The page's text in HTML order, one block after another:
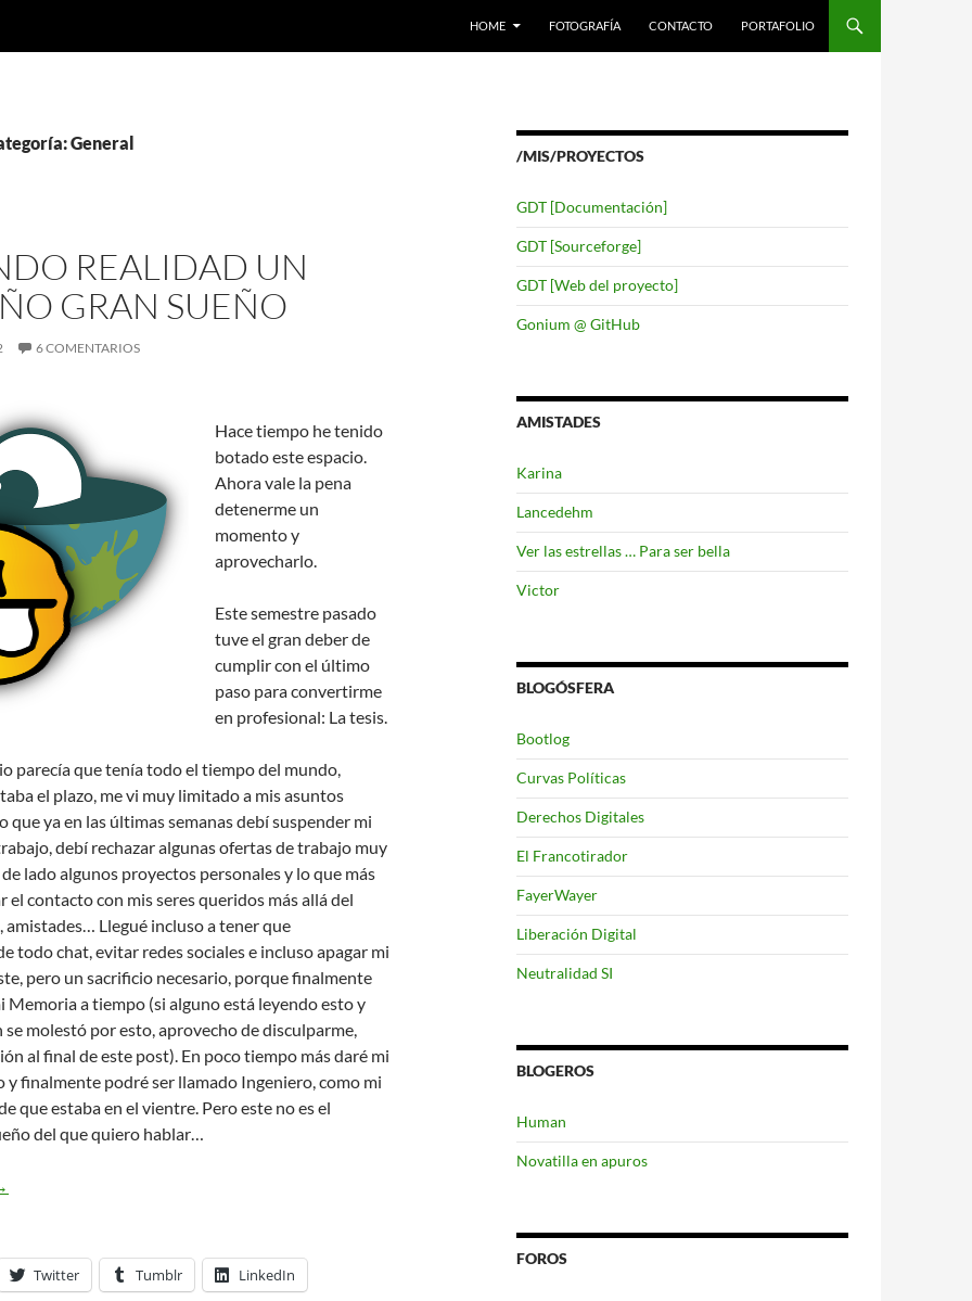
HOME
FOTOGRAFÍA CONTACTO PORTAFOLIO
General
REALIDAD UN
GRAN SUEÑO
6 COMENTARIOS
Hace tiempo he tenido
botado este espacio.
Ahora vale la pena
detenerme un
momento y
aprovecharlo.
Este semestre pasado
tuve el gran deber de
cumplir con el último
paso para convertirme
en profesional: La tesis.
parecía que tenía todo el tiempo del mundo,
el plazo, me vi muy limitado a mis asuntos
que ya en las últimas semanas debí suspender mi
debí rechazar algunas ofertas de trabajo muy
lado algunos proyectos personales y lo que más
contacto con mis seres queridos más allá del
amistades… Llegué incluso a tener que
todo chat, evitar redes sociales e incluso apagar mi
pero un sacrificio necesario, porque finalmente
Memoria a tiempo (si alguno está leyendo esto y
se molestó por esto, aprovecho de disculparme,
al final de este post). En poco tiempo más daré mi
y finalmente podré ser llamado Ingeniero, como mi
que estaba en el vientre. Pero este no es el
del que quiero hablar…
realidad un pequeño gran sueño
Twitter Tumblr LinkedIn
/MIS/PROYECTOS
GDT [Documentación]
GDT [Sourceforge]
GDT [Web del proyecto]
Gonium @ GitHub
AMISTADES
Karina
Lancedehm
Ver las estrellas … Para ser bella
Victor
BLOGÓSFERA
Bootlog
Curvas Políticas
Derechos Digitales
El Francotirador
FayerWayer
Liberación Digital
Neutralidad SI
BLOGEROS
Human
Novatilla en apuros
FOROS